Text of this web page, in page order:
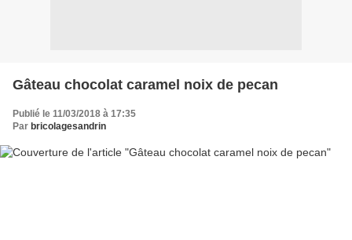
Gâteau chocolat caramel noix de pecan
Publié le 11/03/2018 à 17:35
Par bricolagesandrin